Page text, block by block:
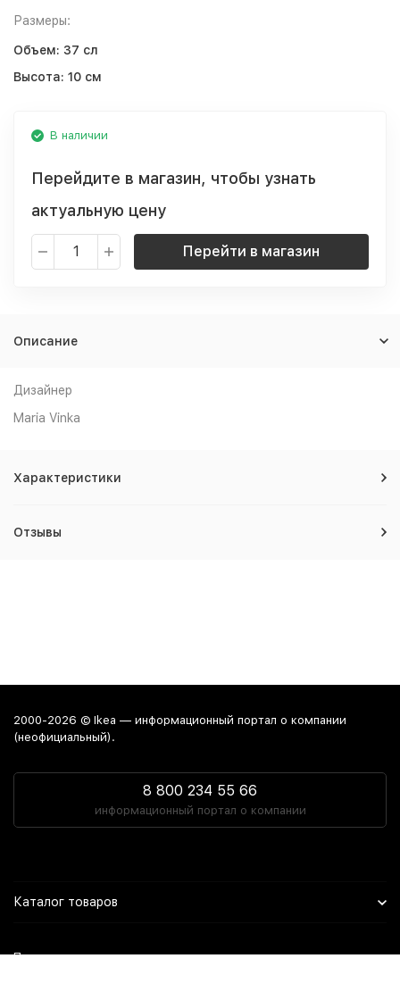
Размеры:
Объем: 37 сл
Высота: 10 см
В наличии
Перейдите в магазин, чтобы узнать
актуальную цену
Перейти в магазин
Описание
Дизайнер
Maria Vinka
Характеристики
Отзывы
2000-2026 © Ikea — информационный портал о компании
(неофициальный).
8 800 234 55 66
информационный портал о компании
Каталог товаров
Политика персональных данных